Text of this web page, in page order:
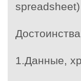
spreadsheet)
1.Данные,